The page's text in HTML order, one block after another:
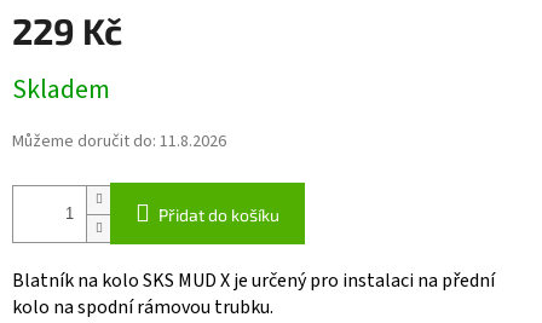
229 Kč
cena:
Skladem
Můžeme doručit do: 11.8.2026
Přidat do košíku
Blatník na kolo SKS MUD X je určený pro instalaci na přední
kolo na spodní rámovou trubku.